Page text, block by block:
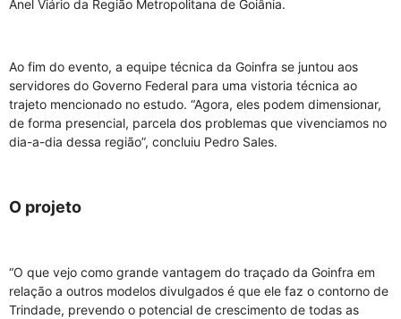
Anel Viário da Região Metropolitana de Goiânia.
Ao fim do evento, a equipe técnica da Goinfra se juntou aos
servidores do Governo Federal para uma vistoria técnica ao
trajeto mencionado no estudo. “Agora, eles podem dimensionar,
de forma presencial, parcela dos problemas que vivenciamos no
dia-a-dia dessa região”, concluiu Pedro Sales.
O projeto
“O que vejo como grande vantagem do traçado da Goinfra em
relação a outros modelos divulgados é que ele faz o contorno de
Trindade, prevendo o potencial de crescimento de todas as